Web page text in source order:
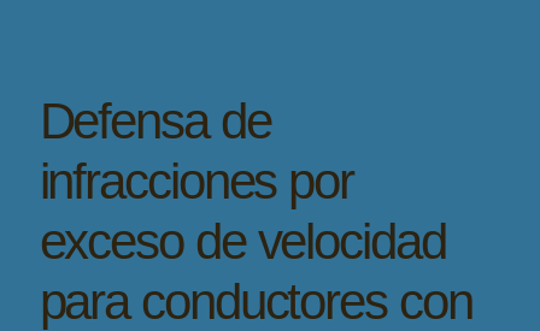
Defensa de
infracciones por
exceso de velocidad
para conductores con